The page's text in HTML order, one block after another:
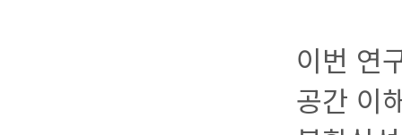
이번 연
공간 이